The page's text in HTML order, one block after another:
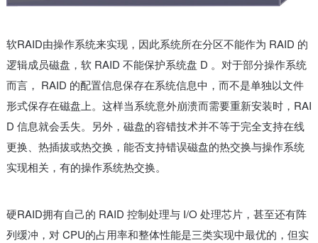
软RAID由操作系统来实现，因此系统所在分区不能作为 RAID 的
逻辑成员磁盘，软 RAID 不能保护系统盘 D 。对于部分操作系统
而言， RAID 的配置信息保存在系统信息中，而不是单独以文件
形式保存在磁盘上。这样当系统意外崩溃而需要重新安装时，RAI
D 信息就会丢失。另外，磁盘的容错技术并不等于完全支持在线
更换、热插拔或热交换，能否支持错误磁盘的热交换与操作系统
实现相关，有的操作系统热交换。
硬RAID拥有自己的 RAID 控制处理与 I/O 处理芯片，甚至还有阵
列缓冲，对 CPU的占用率和整体性能是三类实现中最优的，但实